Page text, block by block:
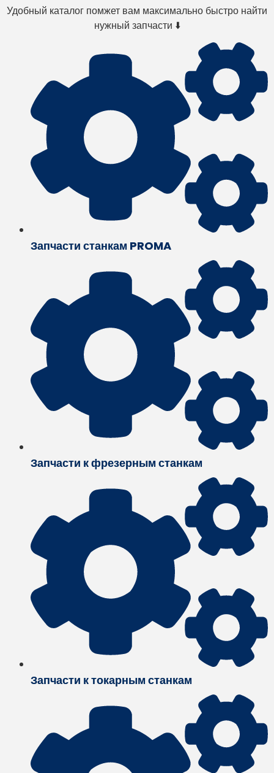
Удобный каталог помжет вам максимально быстро найти
нужный запчасти ⬇️
Запчасти станкам PROMA
Запчасти к фрезерным станкам
Запчасти к токарным станкам